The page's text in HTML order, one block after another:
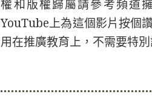
權和版權歸屬請參考頻道
YouTube上為這個影片按個
用在推廣教育上，不需要特